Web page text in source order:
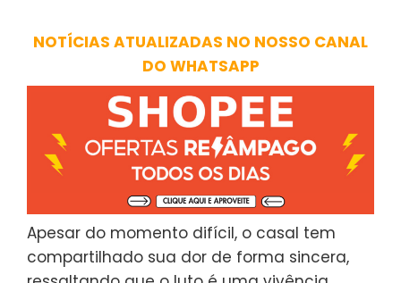
NOTÍCIAS ATUALIZADAS NO NOSSO CANAL
DO WHATSAPP
Apesar do momento difícil, o casal tem
compartilhado sua dor de forma sincera,